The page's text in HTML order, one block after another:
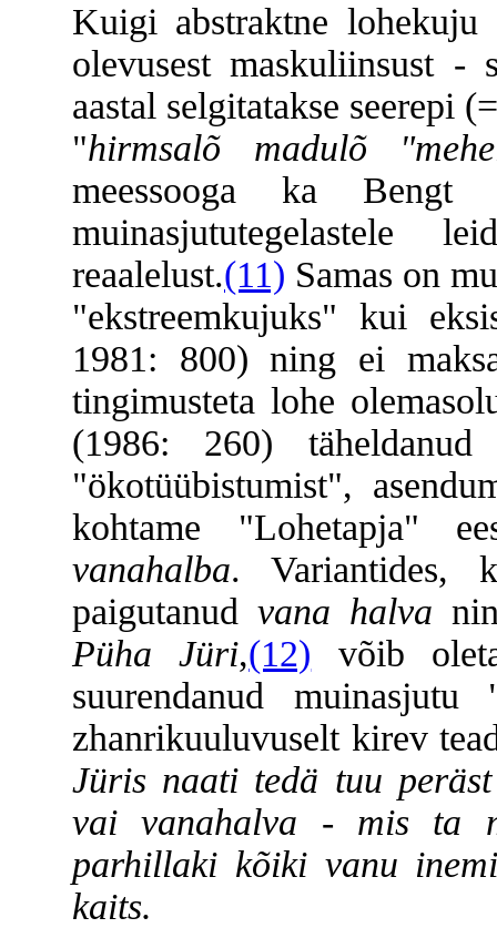
Kuigi abstraktne lohekuju
olevusest maskuliinsust
aastal selgitatakse seerepi
"hirmsalõ madulõ
meessooga ka
muinasjututegelastele
reaalelust.(11) Samas on
"ekstreemkujuks" kui
1981: 800) ning ei
tingimusteta lohe
(1986: 260) täheldanud
"ökotüübistumist",
kohtame "Lohetapja"
vanahalba. Variantides,
paigutanudvana halva
Püha Jüri,(12) võib
suurendanud muinasjutu
zhanrikuuluvuselt kirev
Jüris naati tedä tuu
vai vanahalva - mis ta
parhillaki kõiki vanu
kaits.